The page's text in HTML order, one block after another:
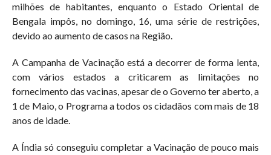
milhões de habitantes, enquanto o Estado Oriental de
Bengala impôs, no domingo, 16, uma série de restrições,
devido ao aumento de casos na Região.
A Campanha de Vacinação está a decorrer de forma lenta,
com vários estados a criticarem as limitações no
fornecimento das vacinas, apesar de o Governo ter aberto, a
1 de Maio, o Programa a todos os cidadãos com mais de 18
anos de idade.
A Índia só conseguiu completar a Vacinação de pouco mais